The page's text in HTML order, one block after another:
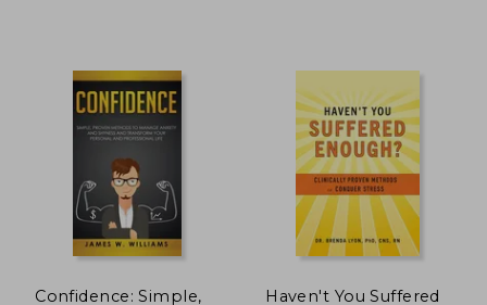
45%
dcto.
40%
dcto.
Confidence: Simple,
Haven't You Suffered